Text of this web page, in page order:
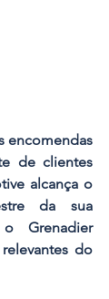
encomendas
de clientes
alcança o
da sua
Grenadier
do